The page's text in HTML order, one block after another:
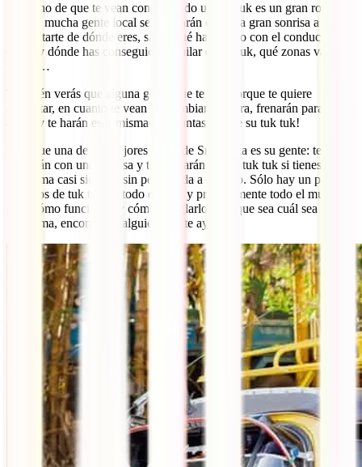
El hecho de que te vean conduciendo un tuk tuk es un gran rompe-
hielo y mucha gente local se acercarán con una gran sonrisa a
preguntarte de dónde eres, saber qué has hecho con el conductor,
cómo y dónde has conseguido alquilar el tuk tuk, qué zonas vas a
visitar…
También verás que alguna gente que te pita porque te quiere
adelantar, en cuanto te vean les cambiará la cara, frenarán para ir a tu
altura y te harán esas mismas preguntas ¡desde su tuk tuk!
Y es que una de las mejores cosas de Sri Lanka es su gente: te
recibirán con una sonrisa y te ayudarán con el tuk tuk si tienes algún
problema casi siempre sin pedir nada a cambio. Sólo hay un par de
modelos de tuk tuk en todo el país, y prácticamente todo el mundo
sabe cómo funcionan y cómo arreglarlos, así que sea cuál sea el
problema, encontrarás alguien que te ayude.